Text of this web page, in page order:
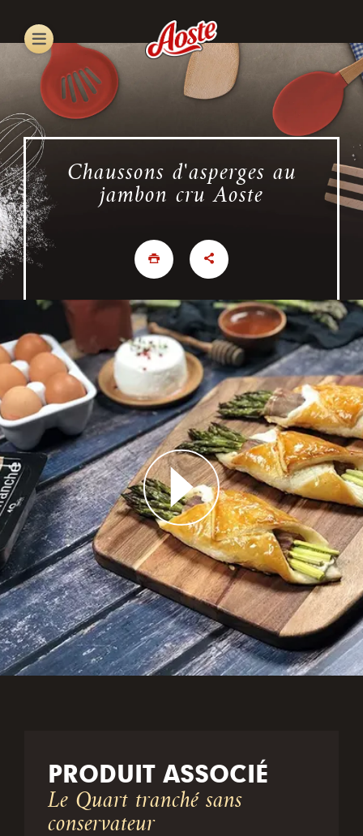
main
content
Chaussons d'asperges au
jambon cru Aoste
PRODUIT ASSOCIÉ
Le Quart tranché sans
conservateur